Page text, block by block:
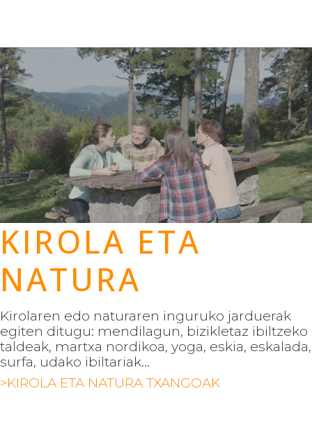
KIROLA ETA
NATURA
Kirolaren edo naturaren inguruko jarduerak
egiten ditugu: mendilagun, bizikletaz ibiltzeko
taldeak, martxa nordikoa, yoga, eskia, eskalada,
surfa, udako ibiltariak...
>KIROLA ETA NATURA TXANGOAK